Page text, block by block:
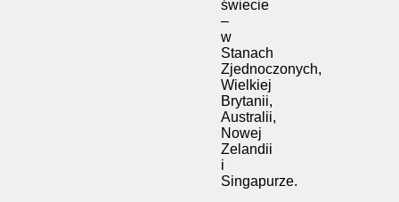
świecie
–
w
Stanach
Zjednoczonych,
Wielkiej
Brytanii,
Australii,
Nowej
Zelandii
i
Singapurze.